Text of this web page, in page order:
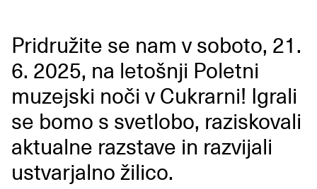
Pridružite se nam v soboto, 21.
6. 2025, na letošnji Poletni
muzejski noči v Cukrarni! Igrali
se bomo s svetlobo, raziskovali
aktualne razstave in razvijali
ustvarjalno žilico.